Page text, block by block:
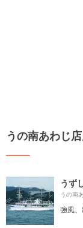
うの南あわじ
うず
うの南
強風、